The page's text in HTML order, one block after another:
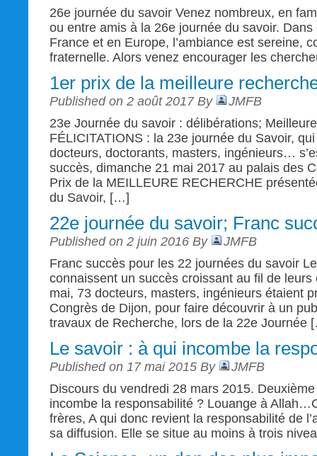
26e journée du savoir Venez nombreux, en
ou entre amis à la 26e journée du savoir.
France et en Europe, l’ambiance est sereine,
fraternelle. Alors venez encourager les
1er prix de la meilleure
Published on 2 août 2017 By
JMFB
23e Journée du savoir : délibérations;
FÉLICITATIONS : la 23e journée du Savoir,
docteurs, doctorants, masters, ingénieurs…
succès, dimanche 21 mai 2017 au palais des
Prix de la MEILLEURE RECHERCHE
du Savoir, […]
22e journée du savoir; Franc
Published on 2 juin 2016 By
JMFB
Franc succès pour les 22 journées du savoir
connaissent un succès croissant au fil de
mai, 73 docteurs, masters, ingénieurs étaient
Congrès de Dijon, pour faire découvrir à un
travaux de Recherche, lors de la 22e Journée
Le savoir : à qui incombe la
Published on 17 mai 2015 By
JMFB
Discours du vendredi 28 mars 2015.
incombe la responsabilité ? Louange à
frères, A qui donc revient la responsabilité de
sa diffusion. Elle se situe au moins à trois